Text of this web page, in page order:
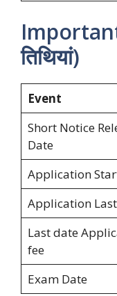
Important
तिथियां)
Event
Short Notice
Date
Application
Application
Last date
fee
Exam Date